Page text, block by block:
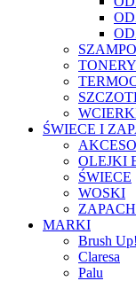
ŚWIECE I
OLEJKI
ŚWIECE
WOSKI
MARKI
Brush Up!
Claresa
Palu